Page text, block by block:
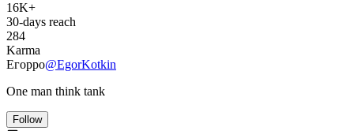
16K+
30-days reach
284
Karma
Егорро@EgorKotkin
One man think tank
Follow